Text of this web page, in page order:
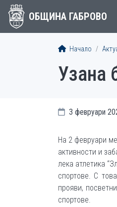
ОБЩИНА ГАБРОВО
Начало
Узана
3 февруари
На 2 февруари
активности и
лека атлетика
спортове. С
прояви,
спортове.